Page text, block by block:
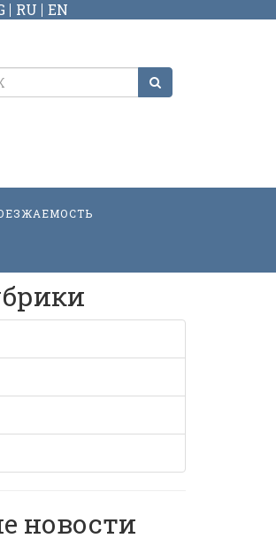
RU EN
новости